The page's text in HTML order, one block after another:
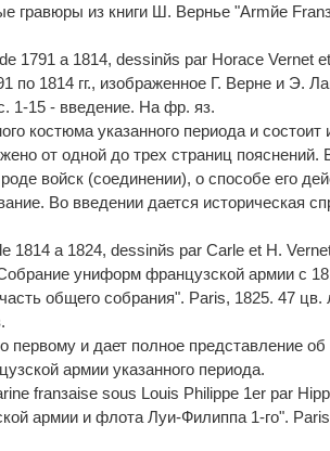
гравюры из книги Ш. Вернье "Armйe
1791 а 1814, dessinйs par Horace Vernet
1814 гг., изображенное Г. Верне и Э.
1-15 - введение. На фр. яз.
костюма указанного периода и состоит
от одной до трех страниц пояснений.
войск (соединении), о способе его
Во введении дается историческая
1814 а 1824, dessinйs par Carle et H.
униформ французской армии с
общего собрания". Paris, 1825. 47 цв.
первому и дает полное представление об
армии указанного периода.
franзaise sous Louis Philippe 1er par
армии и флота Луи-Филиппа 1-го".